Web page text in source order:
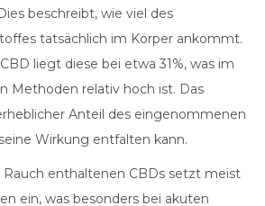
beschreibt, wie viel des
tatsächlich im Körper ankommt.
liegt diese bei etwa 31%, was im
Methoden relativ hoch ist. Das
Anteil des eingenommenen
Wirkung entfalten kann.
enthaltenen CBDs setzt meist
ein, was besonders bei akuten